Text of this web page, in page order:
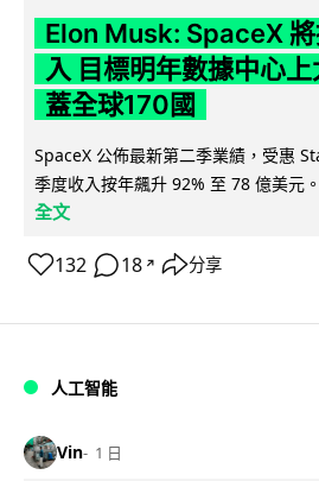
Elon Musk: SpaceX
入 目標明年數據中心
蓋全球170國
SpaceX 公佈最新第二季業績，受惠
季度收入按年飆升 92% 至 78 億美元
全文
132 18 ↗ 分享
人工智能
Vin 1 日